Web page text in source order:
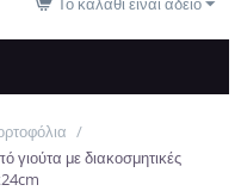
/
γιούτα με διακοσμητικές